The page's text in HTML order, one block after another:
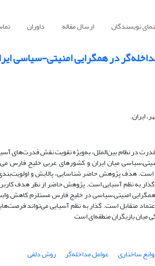
نویسندگان ارسال مقاله داوران
در همگرایی امنیتی-سیاسی
ایران.
در نظام بین‌الملل، به‌ویژه تقویت نقش قدرت‌های
–سیاسی میان ایران و کشورهای عربی خلیج فارس
است. هدف پژوهش حاضر شناسایی، پالایش و
گذار به نظم آسیایی است. پژوهش حاضر از نظر هدف
امنیتی–سیاسی در خلیج فارس مستلزم کاهش
متقابل است. گذار به نظم آسیایی می‌تواند
میان بازیگران منطقه‌ای است
ساختاری عوامل مداخله‌گر روش دلفی